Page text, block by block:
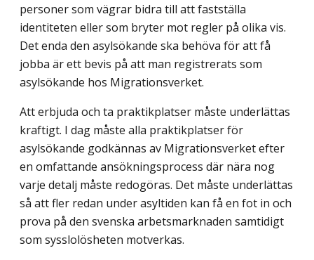
personer som vägrar bidra till att fastställa
identiteten eller som bryter mot regler på olika vis.
Det enda den asylsökande ska behöva för att få
jobba är ett bevis på att man registrerats som
asylsökande hos Migrationsverket.
Att erbjuda och ta praktikplatser måste underlättas
kraftigt. I dag måste alla praktik­platser för
asylsökande godkännas av Migrationsverket efter
en omfattande ansöknings­process där nära nog
varje detalj måste redogöras. Det måste underlättas
så att fler redan under asyltiden kan få en fot in och
prova på den svenska arbetsmarknaden samtidigt
som sysslolösheten motverkas.